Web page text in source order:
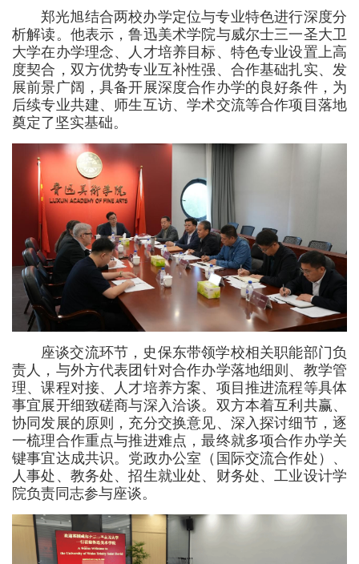
郑光旭结合两校办学定位与专业特色进行深度分
析解读。他表示，鲁迅美术学院与威尔士三一圣大卫
大学在办学理念、人才培养目标、特色专业设置上高
度契合，双方优势专业互补性强、合作基础扎实、发
展前景广阔，具备开展深度合作办学的良好条件，为
后续专业共建、师生互访、学术交流等合作项目落地
奠定了坚实基础。
座谈交流环节，史保东带领学校相关职能部门负
责人，与外方代表团针对合作办学落地细则、教学管
理、课程对接、人才培养方案、项目推进流程等具体
事宜展开细致磋商与深入洽谈。双方本着互利共赢、
协同发展的原则，充分交换意见、深入探讨细节，逐
一梳理合作重点与推进难点，最终就多项合作办学关
键事宜达成共识。党政办公室（国际交流合作处）、
人事处、教务处、招生就业处、财务处、工业设计学
院负责同志参与座谈。